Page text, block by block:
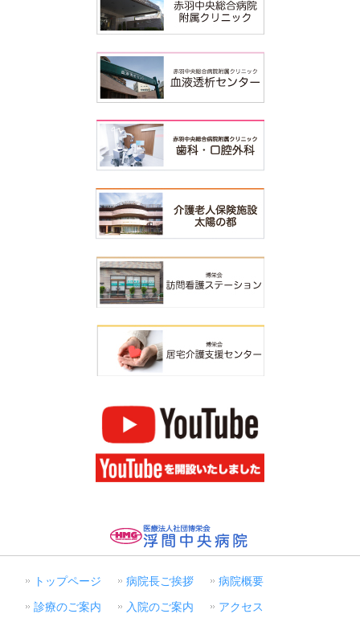
トップページ 病院長ご挨拶 病院概要
診療のご案内 入院のご案内 アクセス